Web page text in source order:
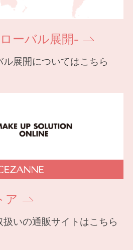
ーバル展開-
展開についてはこちら
ア
いの通販サイトはこちら